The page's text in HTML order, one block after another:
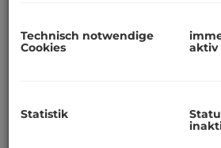
an: https://youtu.be/
si=6fL_oX8roTk1KvFk
Ihnen diese charmante
Wohnung mit Loggia
Technisch notwendige
Cookies
aktiv
Statistik